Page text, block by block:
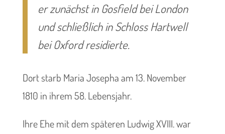
er zunächst in Gosfield bei London
und schließlich in Schloss Hartwell
bei Oxford residierte.
Dort starb Maria Josepha am 13. November
1810 in ihrem 58. Lebensjahr.
Ihre Ehe mit dem späteren Ludwig XVIII. war